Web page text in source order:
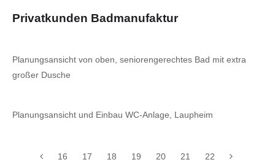
Privatkunden Badmanufaktur
Planungsansicht von oben, seniorengerechtes Bad mit extra
großer Dusche
Planungsansicht und Einbau WC-Anlage, Laupheim
16 17 18 19 20 21 22